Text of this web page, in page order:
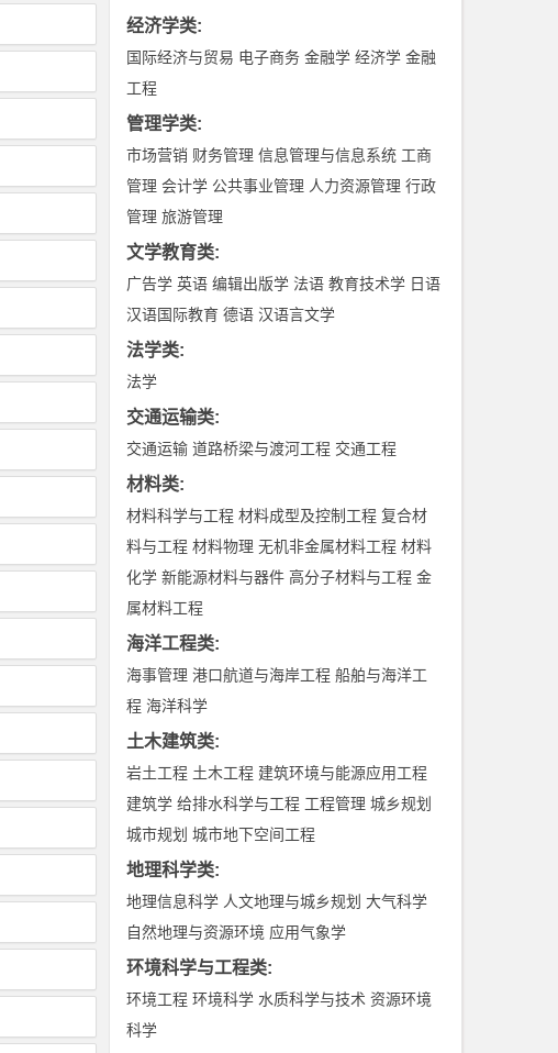
经济学类:
国际经济与贸易 电子商务 金融学 经济学 金融
工程
管理学类:
市场营销 财务管理 信息管理与信息系统 工商
管理 会计学 公共事业管理 人力资源管理 行政
管理 旅游管理
文学教育类:
广告学 英语 编辑出版学 法语 教育技术学 日语
汉语国际教育 德语 汉语言文学
法学类:
法学
交通运输类:
交通运输 道路桥梁与渡河工程 交通工程
材料类:
材料科学与工程 材料成型及控制工程 复合材
料与工程 材料物理 无机非金属材料工程 材料
化学 新能源材料与器件 高分子材料与工程 金
属材料工程
海洋工程类:
海事管理 港口航道与海岸工程 船舶与海洋工
程 海洋科学
土木建筑类:
岩土工程 土木工程 建筑环境与能源应用工程
建筑学 给排水科学与工程 工程管理 城乡规划
城市规划 城市地下空间工程
地理科学类:
地理信息科学 人文地理与城乡规划 大气科学
自然地理与资源环境 应用气象学
环境科学与工程类:
环境工程 环境科学 水质科学与技术 资源环境
科学